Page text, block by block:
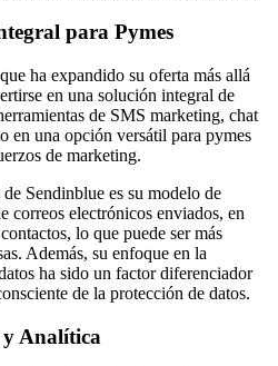
para Pymes
ha expandido su oferta más allá
en una solución integral de
de SMS marketing, chat
una opción versátil para pymes
de marketing.
Sendinblue es su modelo de
correos electrónicos enviados, en
lo que puede ser más
Además, su enfoque en la
ha sido un factor diferenciador
de la protección de datos.
Analítica